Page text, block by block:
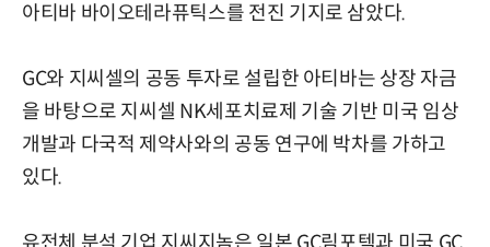
아티바 바이오테라퓨틱스를 전진 기지로 삼았다.
GC와 지씨셀의 공동 투자로 설립한 아티바는 상장 자금
을 바탕으로 지씨셀 NK세포치료제 기술 기반 미국 임상
개발과 다국적 제약사와의 공동 연구에 박차를 가하고
있다.